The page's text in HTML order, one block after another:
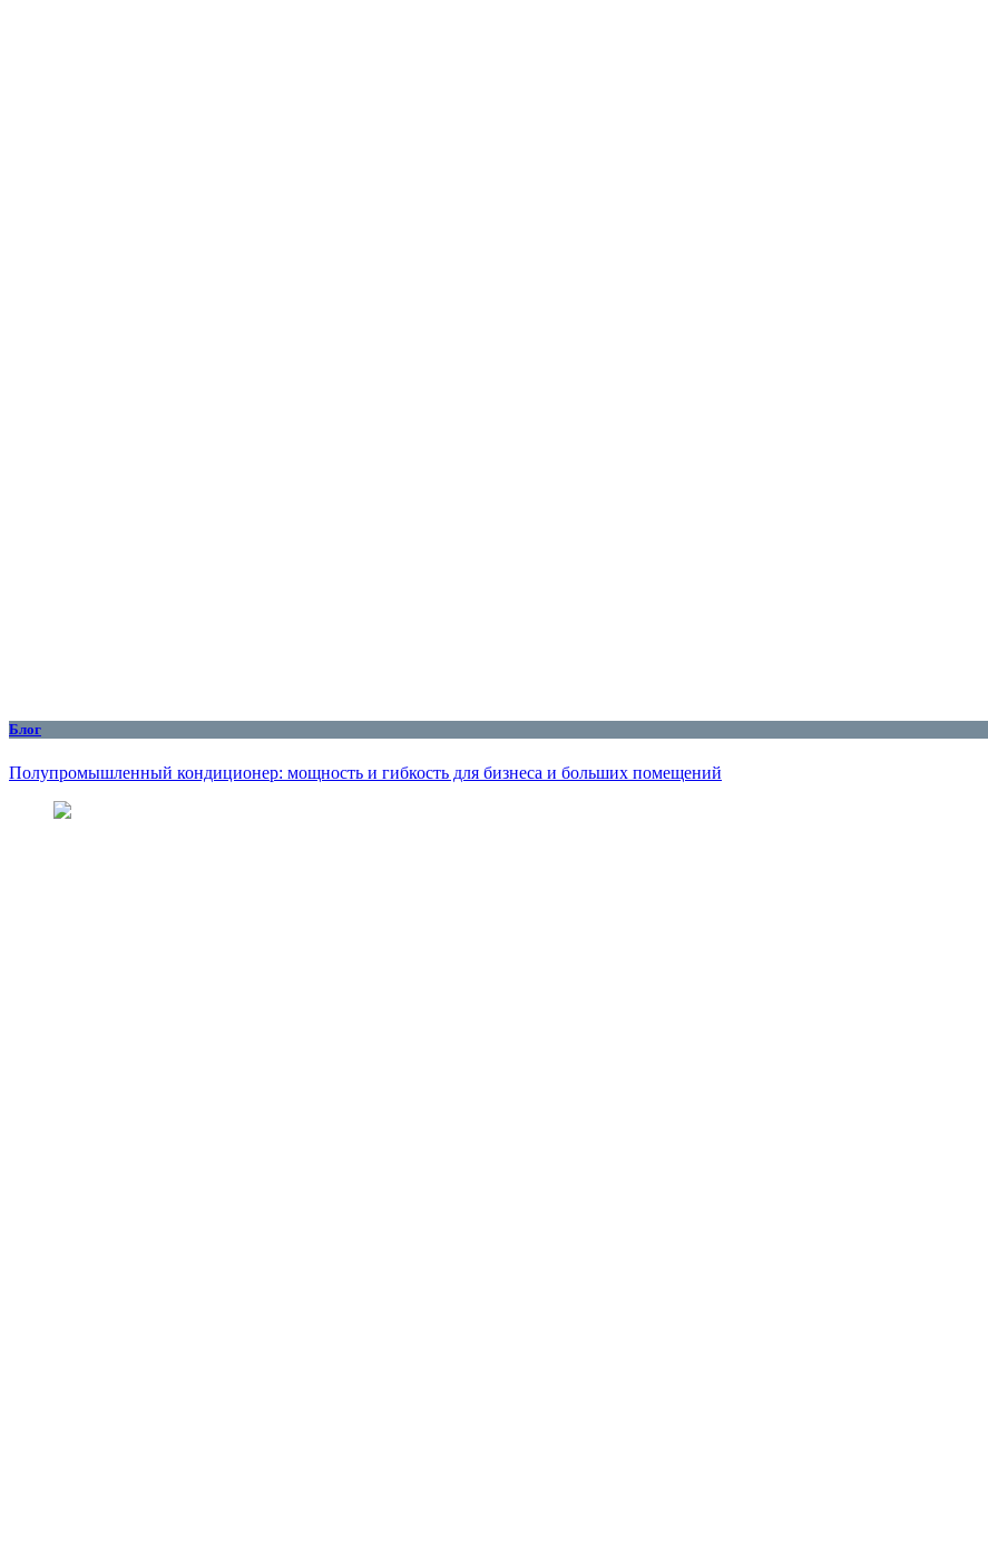
Блог
Полупромышленный кондиционер: мощность и гибкость для бизнеса и больших помещений